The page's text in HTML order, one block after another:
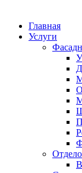
Главная
Услуги